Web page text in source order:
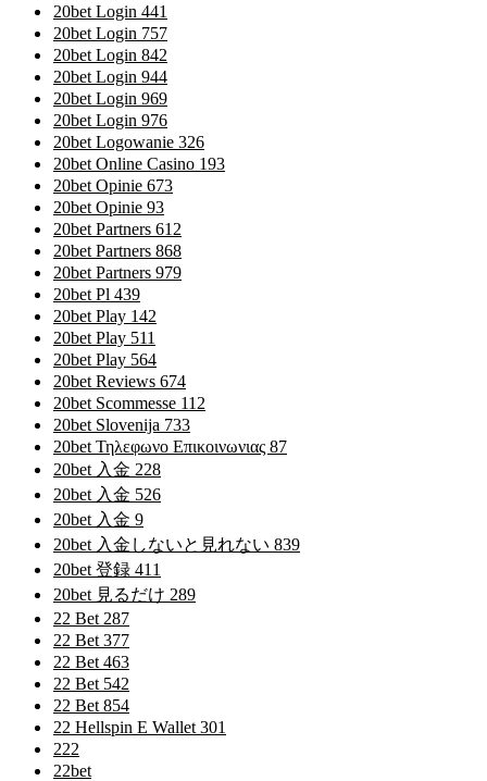
20bet Login 441
20bet Login 757
20bet Login 842
20bet Login 944
20bet Login 969
20bet Login 976
20bet Logowanie 326
20bet Online Casino 193
20bet Opinie 673
20bet Opinie 93
20bet Partners 612
20bet Partners 868
20bet Partners 979
20bet Pl 439
20bet Play 142
20bet Play 511
20bet Play 564
20bet Reviews 674
20bet Scommesse 112
20bet Slovenija 733
20bet Τηλεφωνο Επικοινωνιας 87
20bet 入金 228
20bet 入金 526
20bet 入金 9
20bet 入金しないと見れない 839
20bet 登録 411
20bet 見るだけ 289
22 Bet 287
22 Bet 377
22 Bet 463
22 Bet 542
22 Bet 854
22 Hellspin E Wallet 301
222
22bet